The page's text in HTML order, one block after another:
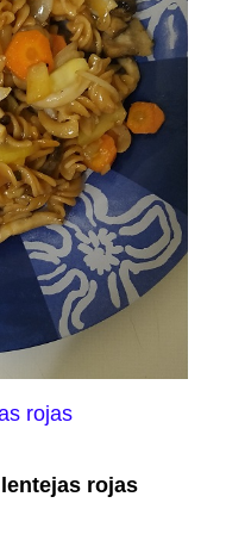
rojas
rojas